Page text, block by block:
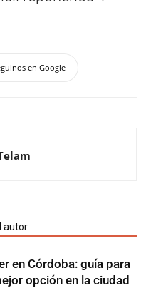
en Google
autor
en Córdoba: guía para
opción en la ciudad